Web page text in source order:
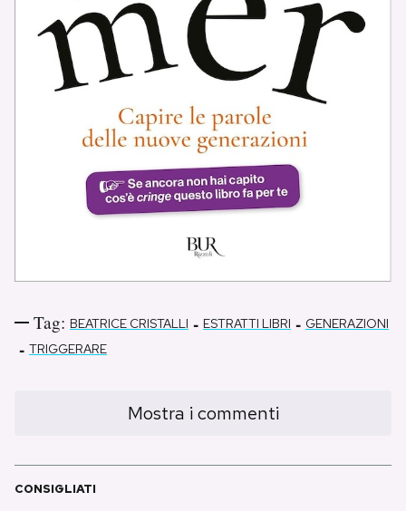
Tag: BEATRICE CRISTALLI - ESTRATTI LIBRI - GENERAZIONI
- TRIGGERARE
Mostra i commenti
CONSIGLIATI